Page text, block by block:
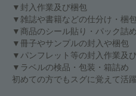
▼封入作業及び梱包
▼雑誌や書籍などの仕分け・梱
▼商品のシール貼り・パック詰め
▼冊子やサンプルの封入や梱包
▼パンフレット等の封入作業及
▼ラベルの検品・包装・箱詰
初めての方でもスグに覚えて活